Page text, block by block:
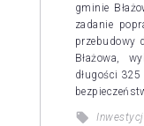
gminie
zadanie
przebudowy
Błażowa,
długości